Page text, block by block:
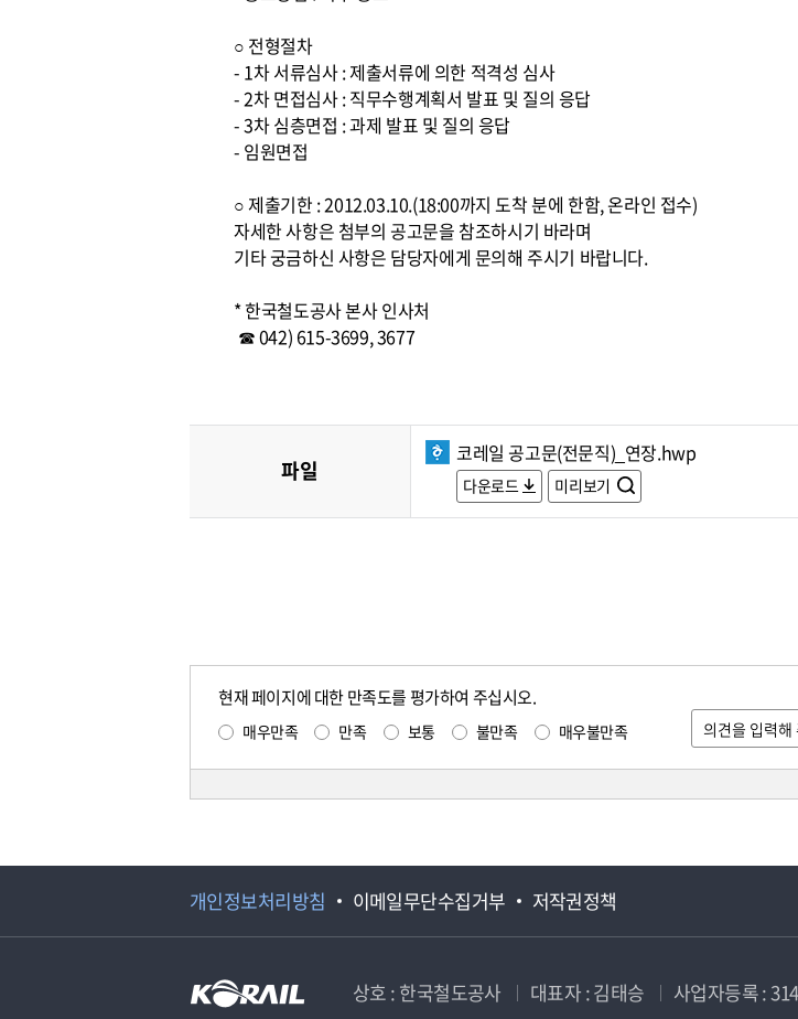
○ 전형절차
- 1차 서류심사 : 제출서류에 의한 적격성 심사
- 2차 면접심사 : 직무수행계획서 발표 및 질의 응답
- 3차 심층면접 : 과제 발표 및 질의 응답
- 임원면접
○ 제출기한 : 2012.03.10.(18:00까지 도착 분에 한함, 온라인 접수)
자세한 사항은 첨부의 공고문을 참조하시기 바라며
기타 궁금하신 사항은 담당자에게 문의해 주시기 바랍니다.
* 한국철도공사 본사 인사처
☎ 042) 615-3699, 3677
파일
코레일 공고문(전문직)_연장.hwp
다운로드 미리보기
현재 페이지에 대한 만족도를 평가하여 주십시오.
매우만족 만족 보통 불만족 매우불만족
개인정보처리방침 이메일무단수집거부 저작권정책
상호 : 한국철도공사 대표자 : 김태승 사업자등록 :